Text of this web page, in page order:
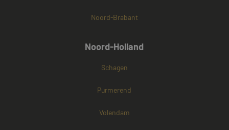
Noord-Brabant
Noord-Holland
Schagen
Purmerend
Volendam